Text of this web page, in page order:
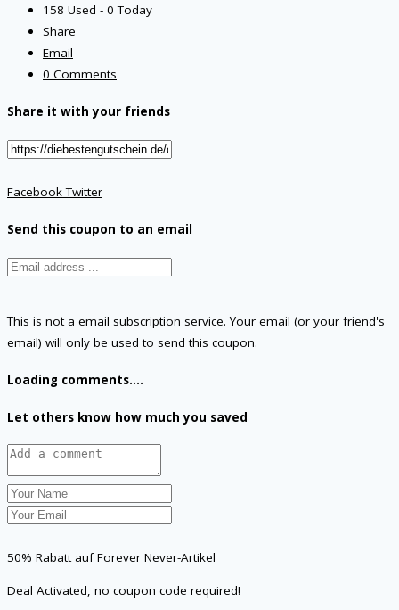
158 Used - 0 Today
Share
Email
0 Comments
Share it with your friends
FacebookTwitter
Send this coupon to an email
This is not a email subscription service. Your email (or your friend's
email) will only be used to send this coupon.
Loading comments....
Let others know how much you saved
50% Rabatt auf Forever Never-Artikel
Deal Activated, no coupon code required!